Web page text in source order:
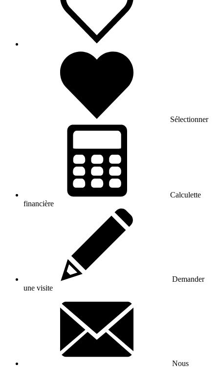
Sélectionner
Calculette
financière
Demander
une visite
Nous